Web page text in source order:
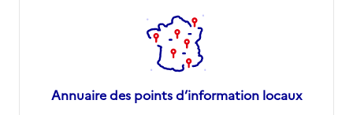
Annuaire des points d’information locaux